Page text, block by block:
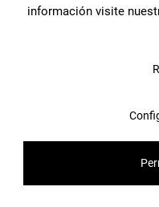
información visite